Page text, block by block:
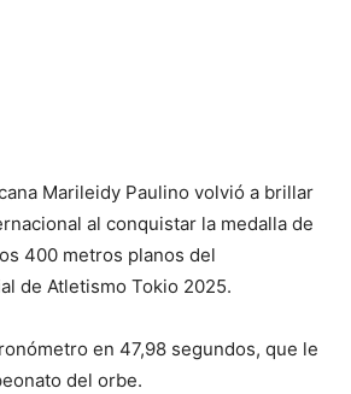
Marileidy Paulino volvió a brillar
al conquistar la medalla de
400 metros planos del
de Atletismo Tokio 2025.
en 47,98 segundos, que le
del orbe.